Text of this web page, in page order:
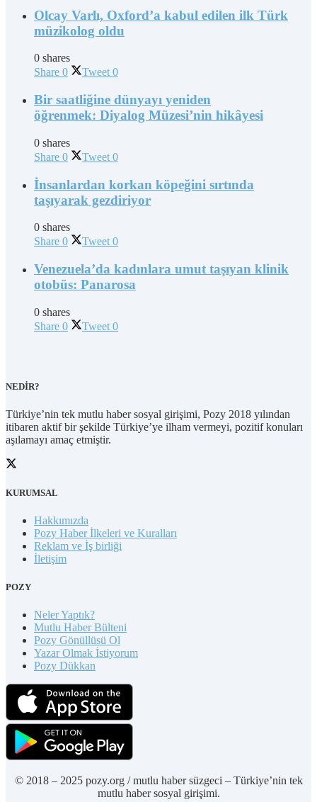
Olcay Varlı, Oxford’a kabul edilen ilk Türk
müzikolog oldu
0 shares
Share 0 Tweet 0
Bir saatliğine dünyayı yeniden
öğrenmek: Diyalog Müzesi’nin hikâyesi
0 shares
Share 0 Tweet 0
İnsanlardan korkan köpeğini sırtında
taşıyarak gezdiriyor
0 shares
Share 0 Tweet 0
Venezuela’da kadınlara umut taşıyan klinik
otobüs: Panarosa
0 shares
Share 0 Tweet 0
NEDİR?
Türkiye’nin tek mutlu haber sosyal girişimi, Pozy 2018 yılından
itibaren aktif bir şekilde Türkiye’ye ilham vermeyi, pozitif konuları
aşılamayı amaç etmiştir.
KURUMSAL
Hakkımızda
Pozy Haber İlkeleri ve Kuralları
Reklam ve İş birliği
İletişim
POZY
Neler Yaptık?
Mutlu Haber Bülteni
Pozy Gönüllüsü Ol
Yazar Olmak İstiyorum
Pozy Dükkan
© 2018 – 2025 pozy.org / mutlu haber süzgeci – Türkiye’nin tek
mutlu haber sosyal girişimi.